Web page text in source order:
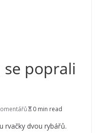
se poprali
0 min read
rvačky dvou rybářů.